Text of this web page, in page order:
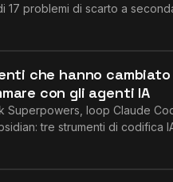
17 problemi di scarto a
rende gli agenti IA
che hanno cambiato
con gli agenti IA
Superpowers, loop Claude
tre strumenti di codifica
cambiato il workflow di